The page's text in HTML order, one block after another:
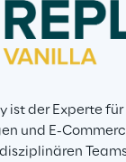
ist der Experte für
und E-